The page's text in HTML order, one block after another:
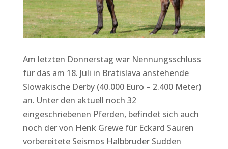
Am letzten Donnerstag war Nennungsschluss
für das am 18. Juli in Bratislava anstehende
Slowakische Derby (40.000 Euro – 2.400 Meter)
an. Unter den aktuell noch 32
eingeschriebenen Pferden, befindet sich auch
noch der von Henk Grewe für Eckard Sauren
vorbereitete Seismos Halbbruder Sudden